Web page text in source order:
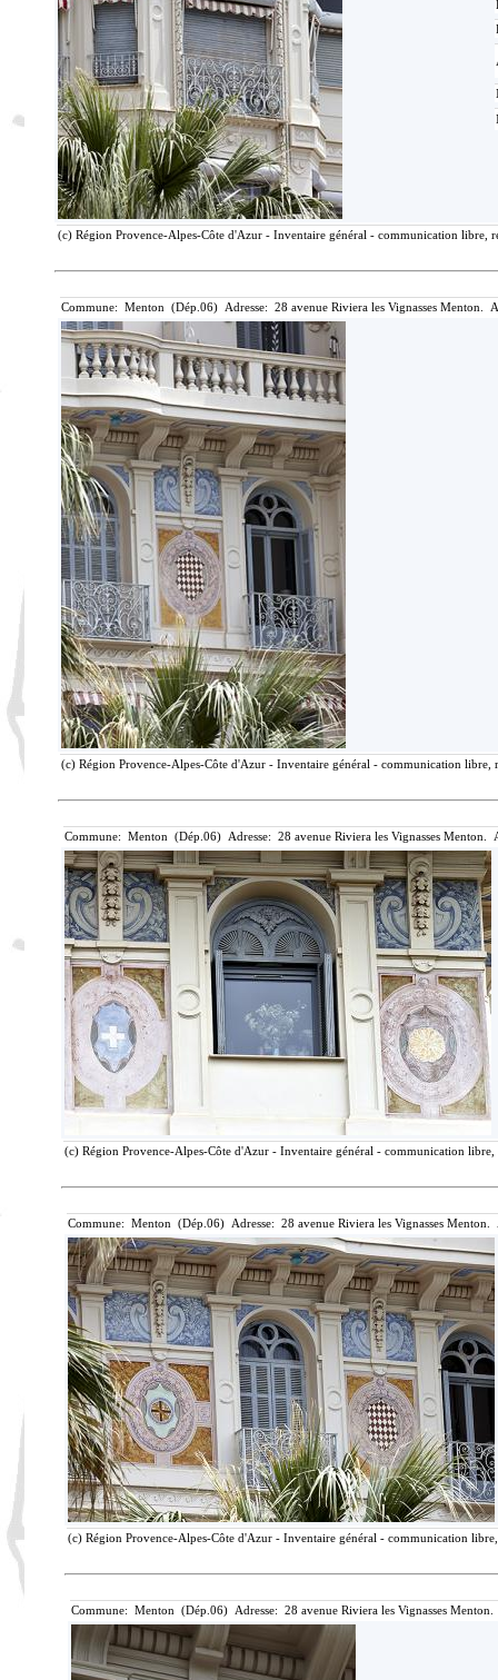
(c) Région Provence-Alpes-Côte d'Azur - Inventaire général - communication libre,
Commune: Menton (Dép.06) Adresse: 28 avenue Riviera les Vignasses Menton.
(c) Région Provence-Alpes-Côte d'Azur - Inventaire général - communication libre,
Commune: Menton (Dép.06) Adresse: 28 avenue Riviera les Vignasses
(c) Région Provence-Alpes-Côte d'Azur - Inventaire général - communication
Commune: Menton (Dép.06) Adresse: 28 avenue Riviera les Vignasses
(c) Région Provence-Alpes-Côte d'Azur - Inventaire général - communication
Commune: Menton (Dép.06) Adresse: 28 avenue Riviera les Vignasses